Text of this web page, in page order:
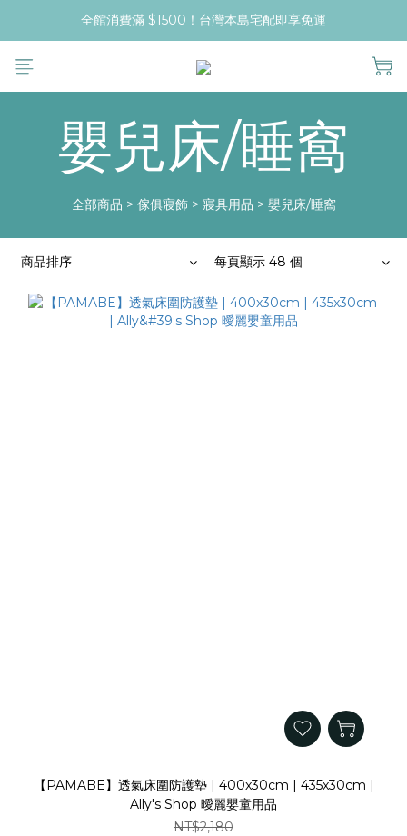
全館消費滿 $1500！台灣本島宅配即享免運
嬰兒床/睡窩
全部商品 > 傢俱寢飾> 寢具用品 > 嬰兒床/睡窩
商品排序 每頁顯示 48 個
【PAMABE】透氣床圍防護墊 | 400x30cm | 435x30cm |
Ally's Shop 曖麗嬰童用品
NT$2,180